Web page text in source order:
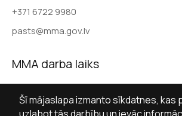
Šī mājaslapa izmanto sīkdatnes, kas
+371 6722 9980
pasts@mma.gov.lv
MMA darba laiks
Sestdienās slēgts